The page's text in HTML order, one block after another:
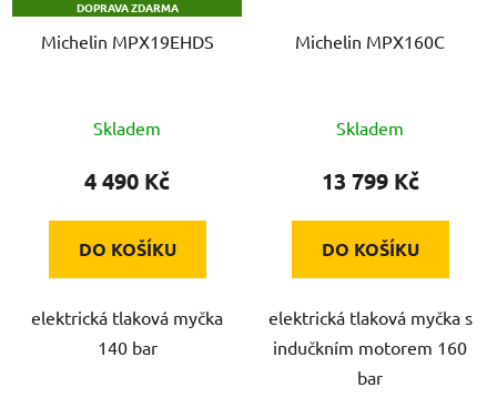
DOPRAVA ZDARMA
Michelin MPX19EHDS
Skladem
4 490 Kč
DO KOŠÍKU
elektrická tlaková myčka
140 bar
Michelin MPX160C
Skladem
13 799 Kč
DO KOŠÍKU
elektrická tlaková myčka s
indučkním motorem 160
bar